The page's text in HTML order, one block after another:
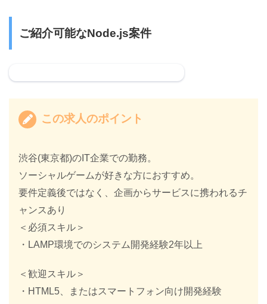
ご紹介可能なNode.js案件
集
☆
N
o
d
e
この求人のポイント
渋谷(東京都)のIT企業での勤務。
ソーシャルゲームが好きな方におすすめ。
要件定義後ではなく、企画からサービスに携われるチ
ャンスあり
＜必須スキル＞
・LAMP環境でのシステム開発経験2年以上
＜歓迎スキル＞
・HTML5、またはスマートフォン向け開発経験